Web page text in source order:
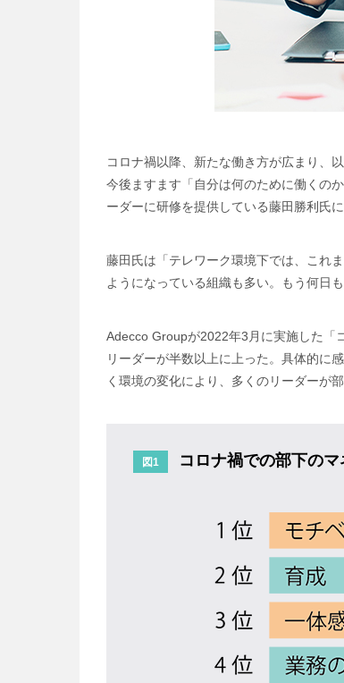
コロナ禍以降、新たな働き方が広まり、
今後ますます「自分は何のために働くの
ーダーに研修を提供している藤田勝利氏
藤田氏は「テレワーク環境下では、これ
ようになっている組織も多い。もう何日
Adecco Groupが2022年3月に実施した「
リーダーが半数以上に上った。具体的に
く環境の変化により、多くのリーダーが
図1 コロナ禍での部下の